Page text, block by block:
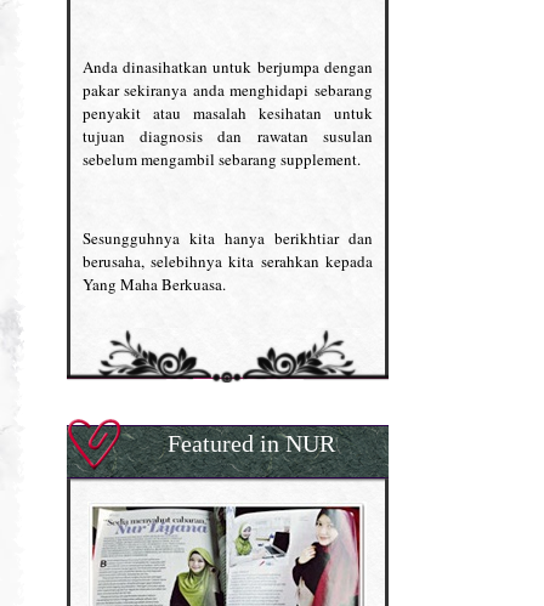
Anda dinasihatkan untuk berjumpa dengan
pakar sekiranya anda menghidapi sebarang
penyakit atau masalah kesihatan untuk
tujuan diagnosis dan rawatan susulan
sebelum mengambil sebarang supplement.
Sesungguhnya kita hanya berikhtiar dan
berusaha, selebihnya kita serahkan kepada
Yang Maha Berkuasa.
Featured in NUR